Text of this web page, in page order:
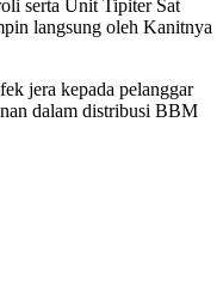
serta Unit Tipiter Sat
langsung oleh Kanitnya
jera kepada pelanggar
dalam distribusi BBM